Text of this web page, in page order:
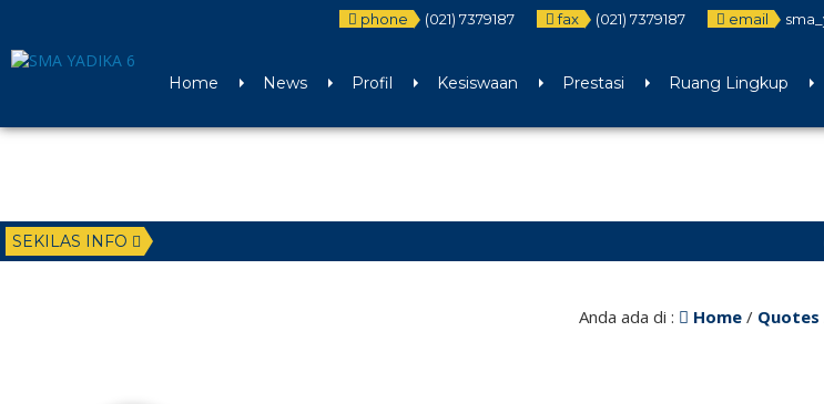
phone (021) 7379187 fax (021) 7379187 email
Home News Profil Kesiswaan Prestasi Ruang Lingkup
SEKILAS INFO 6
Anda ada di : Home /